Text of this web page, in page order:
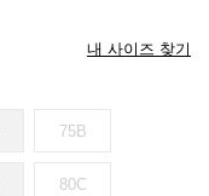
내 사이즈 찾기
75B
80C